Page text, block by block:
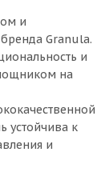
и
Granula.
и
на
устойчива к
и